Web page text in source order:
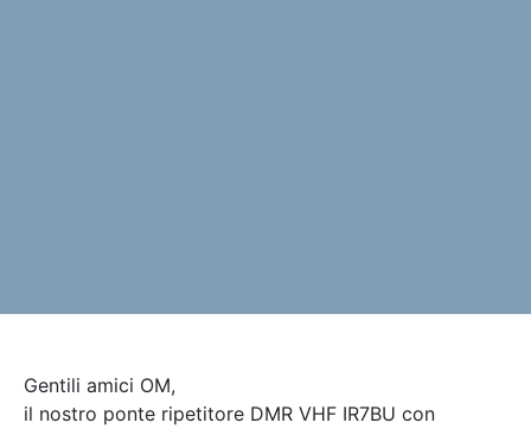
Gentili amici OM,
il nostro ponte ripetitore DMR VHF IR7BU con